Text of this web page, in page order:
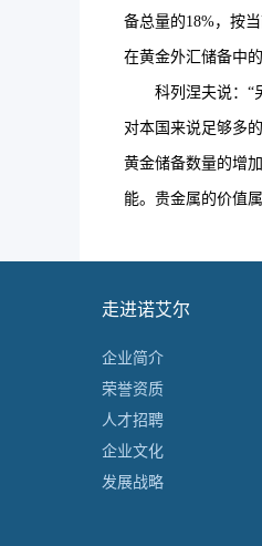
备总量的18%，按
在黄金外汇储备中
科列涅夫说：“另
对本国来说足够多
黄金储备数量的增
能。贵金属的价值
走进诺艾尔
企业简介
荣誉资质
人才招聘
企业文化
发展战略